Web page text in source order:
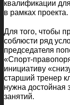
квалификации
в рамках проекта.
Для того, чтобы
соблюсти ряд
председателя
«Спорт-
инициативу
старший тренер
нужна достойная
занятий.